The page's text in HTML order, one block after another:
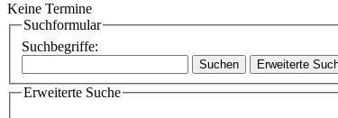
Keine Termine
Suchformular
Suchbegriffe:
Suchen Erweiterte
Erweiterte Suche